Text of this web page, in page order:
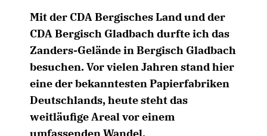
Mit der CDA Bergisches Land und der
CDA Bergisch Gladbach durfte ich das
Zanders-Gelände in Bergisch Gladbach
besuchen. Vor vielen Jahren stand hier
eine der bekanntesten Papierfabriken
Deutschlands, heute steht das
weitläufige Areal vor einem